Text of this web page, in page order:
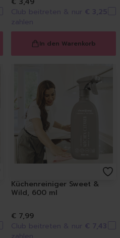
Spülzubehör
Autopflege
Felgen | Reifen |
Autodüfte
Auto Shampoo
Autopflege-Zubehör
Schuhpflege
Sneakerreinigung
Schuhreinigung
Schuhcreme
Schuhimprägnierung
Lufterfrischer
In den Warenkorb
Küchenreiniger Sweet &
Wild, 600 ml
€ 7,99